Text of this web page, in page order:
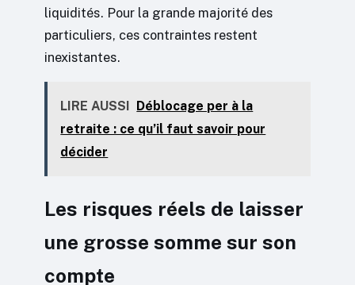
liquidités. Pour la grande majorité des
particuliers, ces contraintes restent
inexistantes.
LIRE AUSSI Déblocage per à la
retraite : ce qu’il faut savoir pour
décider
Les risques réels de laisser
une grosse somme sur son
compte